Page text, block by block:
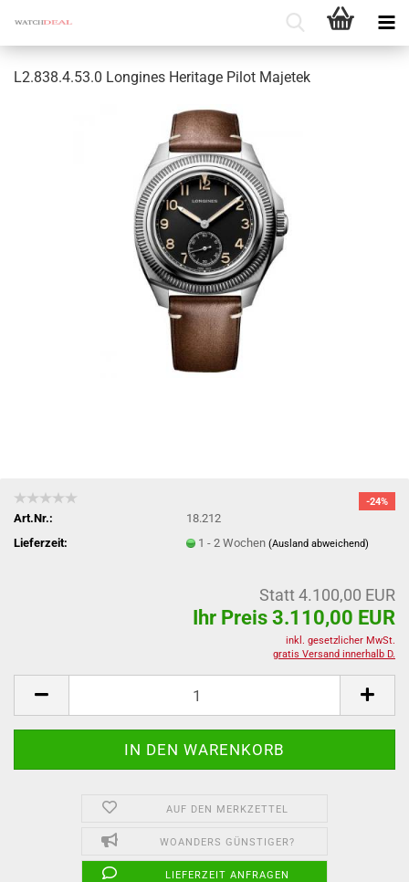
L2.838.4.53.0 Lon­gi­nes He­ri­ta­ge Pilot Ma­je­tek
-24%
Art.Nr.:
18.212
Lieferzeit:
1 - 2 Wochen(Ausland abweichend)
Statt 4.100,00 EUR
Ihr Preis 3.110,00 EUR
inkl. gesetzlicher MwSt.
gratis Versand innerhalb D.
AUF DEN MERKZETTEL
WOANDERS GÜNSTIGER?
LIEFERZEIT ANFRAGEN